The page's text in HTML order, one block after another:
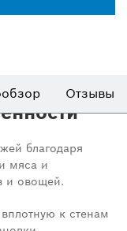
Отзывы
благодаря
мяса и
и овощей.
к стенам